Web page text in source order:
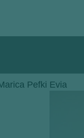
Pefki Evia